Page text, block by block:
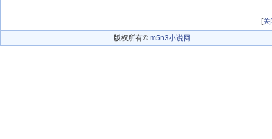
[关
版权所有© m5n3小说网